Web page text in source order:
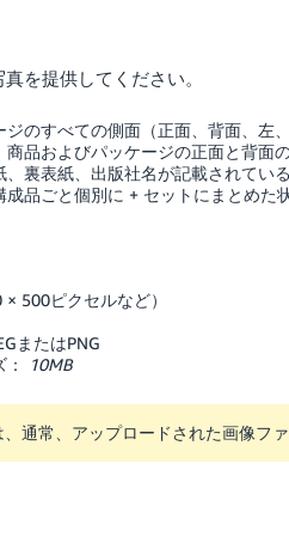
を提供してください。
のすべての側面（正面、背面、左、
商品およびパッケージの正面と背面
、裏表紙、出版社名が記載されてい
成品ごと個別に + セットにまとめた
500ピクセルなど）
またはPNG
10MB
通常、アップロードされた画像フ